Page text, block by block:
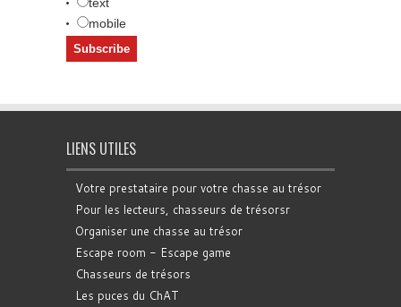
mobile
LIENS UTILES
Votre prestataire pour votre chasse au trésor
Pour les lecteurs, chasseurs de trésorsr
Organiser une chasse au trésor
Escape room - Escape game
Chasseurs de trésors
Les puces du ChAT